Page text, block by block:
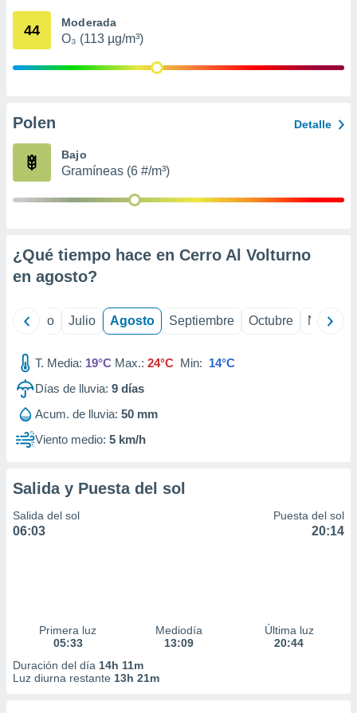
mediante
publicidad
de
44 Moderada
O₃ (113 µg/m³)
Polen Detalle
Bajo
Gramíneas (6 #/m³)
¿Qué tiempo hace en Cerro Al Volturno
en agosto?
Junio Julio Agosto Septiembre Octubre
T. Media: 19°C Max.: 24°C Min: 14°C
Días de lluvia: 9 días
Acum. de lluvia: 50 mm
Viento medio: 5 km/h
Salida y Puesta del sol
Salida del sol
06:03
Puesta del sol
20:14
Primera luz
05:33
Mediodía
13:09
Última luz
20:44
Duración del día 14h 11m
Luz diurna restante 13h 21m